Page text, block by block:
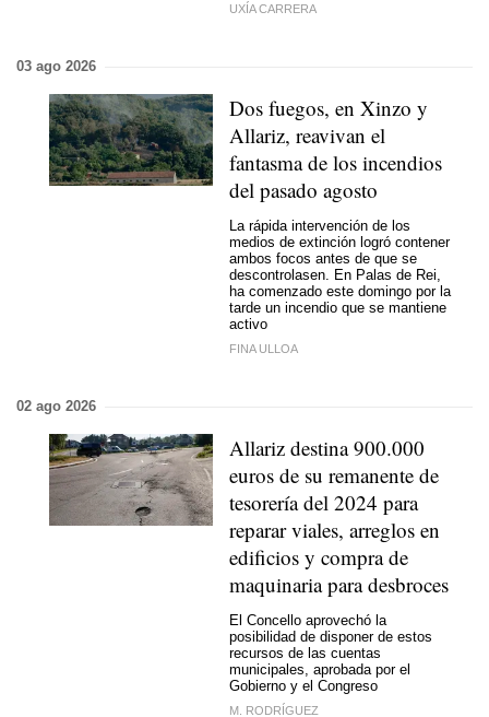
UXÍA CARRERA
03 ago 2026
Dos fuegos, en Xinzo y
Allariz, reavivan el
fantasma de los incendios
del pasado agosto
La rápida intervención de los
medios de extinción logró contener
ambos focos antes de que se
descontrolasen. En Palas de Rei,
ha comenzado este domingo por la
tarde un incendio que se mantiene
activo
FINA ULLOA
02 ago 2026
Allariz destina 900.000
euros de su remanente de
tesorería del 2024 para
reparar viales, arreglos en
edificios y compra de
maquinaria para desbroces
El Concello aprovechó la
posibilidad de disponer de estos
recursos de las cuentas
municipales, aprobada por el
Gobierno y el Congreso
M. RODRÍGUEZ